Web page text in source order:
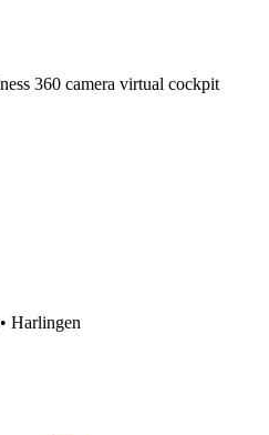
360 camera virtual cockpit
• Harlingen